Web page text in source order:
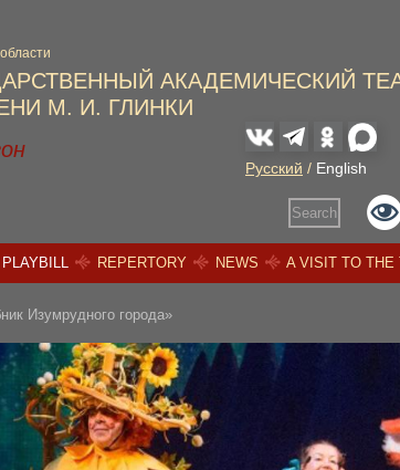
АКАДЕМИЧЕСКИЙ
М. И. ГЛИНКИ
Русский / English
Search
PLAYBILL REPERTORY NEWS A VISIT TO THE
Изумрудного города»